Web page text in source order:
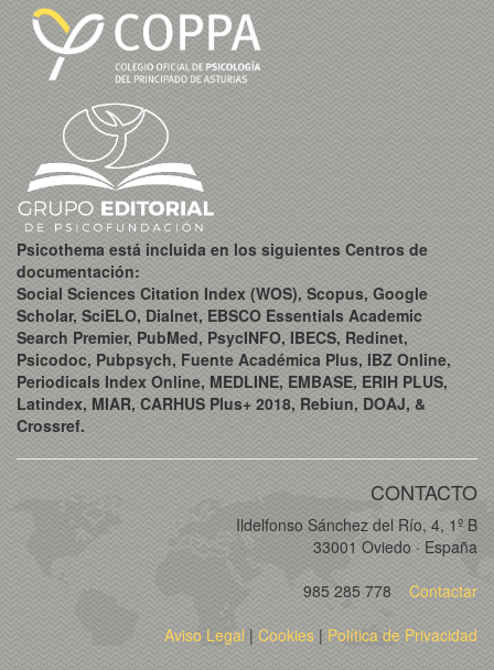
Psicothema está incluida en los siguientes Centros de
documentación:
Social Sciences Citation Index (WOS), Scopus, Google
Scholar, SciELO, Dialnet, EBSCO Essentials Academic
Search Premier, PubMed, PsycINFO, IBECS, Redinet,
Psicodoc, Pubpsych, Fuente Académica Plus, IBZ Online,
Periodicals Index Online, MEDLINE, EMBASE, ERIH PLUS,
Latindex, MIAR, CARHUS Plus+ 2018, Rebiun, DOAJ, &
Crossref.
CONTACTO
Ildelfonso Sánchez del Río, 4, 1º B
33001 Oviedo · España
985 285 778
Contactar
Aviso Legal| Cookies | Política de Privacidad